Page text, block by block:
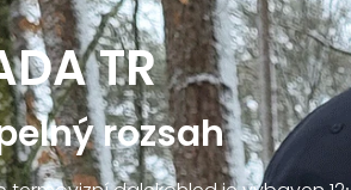
TR
rozsah